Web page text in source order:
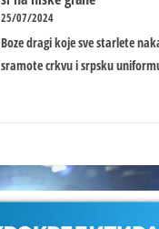
25/07/2024
Boze dragi koje sve starlete
sramote crkvu i srpsku